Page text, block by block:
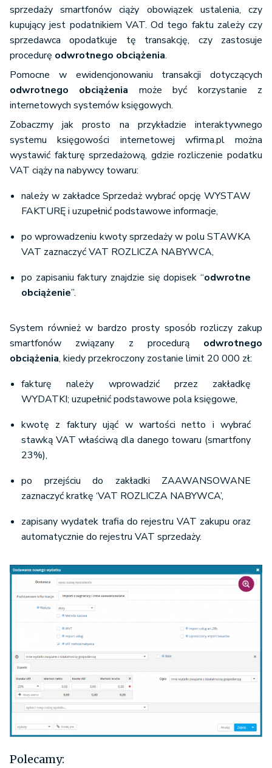
sprzedaży smartfonów ciąży obowiązek ustalenia, czy
kupujący jest podatnikiem VAT. Od tego faktu zależy czy
sprzedawca opodatkuje tę transakcję, czy zastosuje
procedurę odwrotnego obciążenia.
Pomocne w ewidencjonowaniu transakcji dotyczących
odwrotnego obciążenia może być korzystanie z
internetowych systemów księgowych.
Zobaczmy jak prosto na przykładzie interaktywnego
systemu księgowości internetowej wfirma.pl można
wystawić fakturę sprzedażową, gdzie rozliczenie podatku
VAT ciąży na nabywcy towaru:
należy w zakładce Sprzedaż wybrać opcję WYSTAW
FAKTURĘ i uzupełnić podstawowe informacje,
po wprowadzeniu kwoty sprzedaży w polu STAWKA
VAT zaznaczyć VAT ROZLICZA NABYWCA,
po zapisaniu faktury znajdzie się dopisek “odwrotne
obciążenie”.
System również w bardzo prosty sposób rozliczy zakup
smartfonów związany z procedurą odwrotnego
obciążenia, kiedy przekroczony zostanie limit 20 000 zł:
fakturę należy wprowadzić przez zakładkę
WYDATKI; uzupełnić podstawowe pola księgowe,
kwotę z faktury ująć w wartości netto i wybrać
stawką VAT właściwą dla danego towaru (smartfony
23%),
po przejściu do zakładki ZAAWANSOWANE
zaznaczyć kratkę ‘VAT ROZLICZA NABYWCA’,
zapisany wydatek trafia do rejestru VAT zakupu oraz
automatycznie do rejestru VAT sprzedaży.
Polecamy: